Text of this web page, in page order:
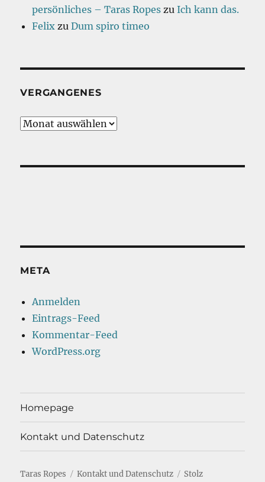
persönliches – Taras Ropes zuIch kann das.
Felix zuDum spiro timeo
VERGANGENES
Vergangenes
META
Anmelden
Eintrags-Feed
Kommentar-Feed
WordPress.org
Homepage
Kontakt und Datenschutz
Taras Ropes Kontakt und Datenschutz
Stolz